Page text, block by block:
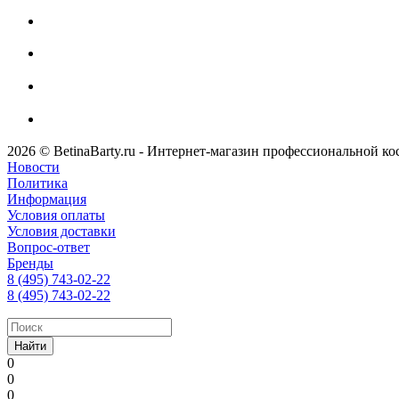
2026 © BetinaBarty.ru - Интернет-магазин профессиональной
Новости
Политика
Информация
Условия оплаты
Условия доставки
Вопрос-ответ
Бренды
8 (495) 743-02-22
8 (495) 743-02-22
Найти
0
0
0